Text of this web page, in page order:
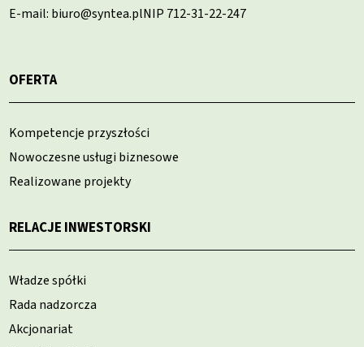
E-mail: biuro@syntea.plNIP 712-31-22-247
OFERTA
Kompetencje przyszłości
Nowoczesne usługi biznesowe
Realizowane projekty
RELACJE INWESTORSKI
Władze spółki
Rada nadzorcza
Akcjonariat